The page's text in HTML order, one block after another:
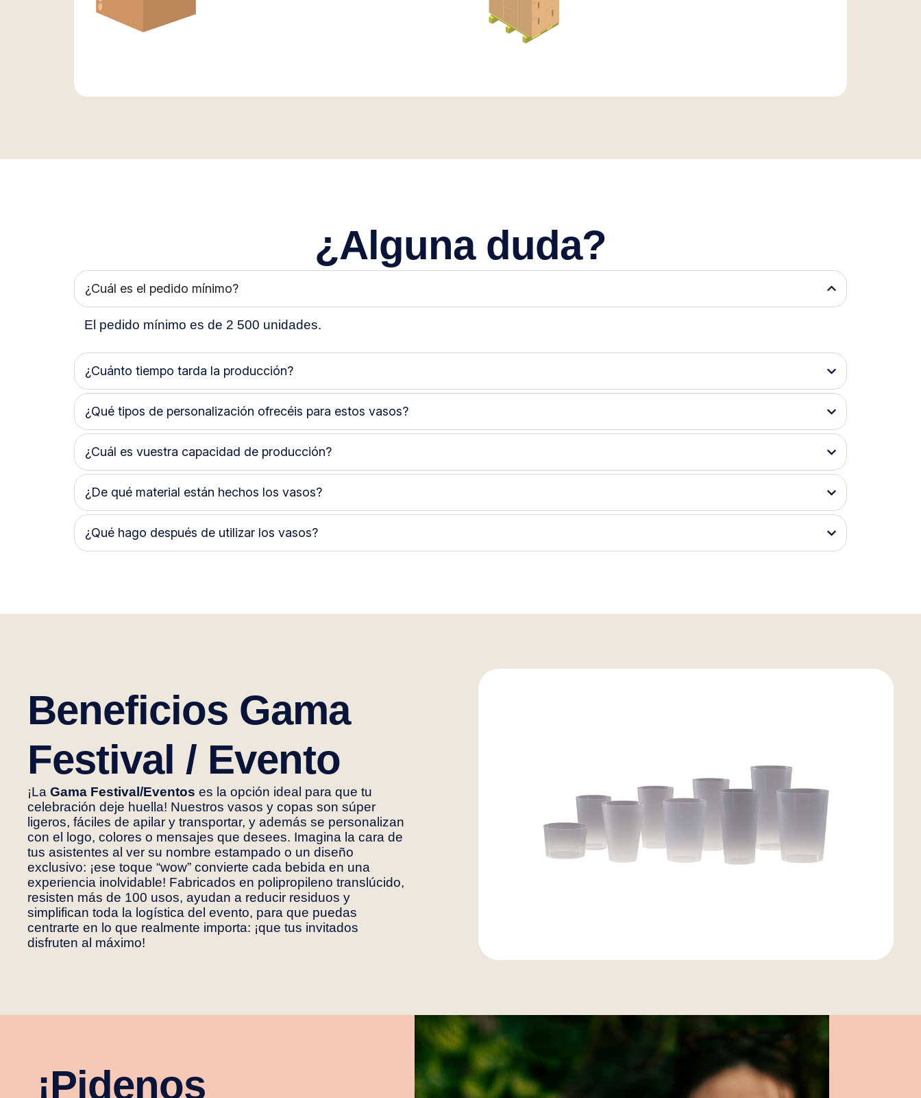
¿Alguna duda?
¿Cuál es el pedido mínimo?
El pedido mínimo es de 2 500 unidades.
¿Cuánto tiempo tarda la producción?
¿Qué tipos de personalización ofrecéis para estos vasos?
¿Cuál es vuestra capacidad de producción?
¿De qué material están hechos los vasos?
¿Qué hago después de utilizar los vasos?
Beneficios Gama
Festival / Evento
¡La Gama Festival/Eventos es la opción ideal para que tu
celebración deje huella! Nuestros vasos y copas son súper
ligeros, fáciles de apilar y transportar, y además se personalizan
con el logo, colores o mensajes que desees. Imagina la cara de
tus asistentes al ver su nombre estampado o un diseño
exclusivo: ¡ese toque “wow” convierte cada bebida en una
experiencia inolvidable! Fabricados en polipropileno translúcido,
resisten más de 100 usos, ayudan a reducir residuos y
simplifican toda la logística del evento, para que puedas
centrarte en lo que realmente importa: ¡que tus invitados
disfruten al máximo!
¡Pidenos